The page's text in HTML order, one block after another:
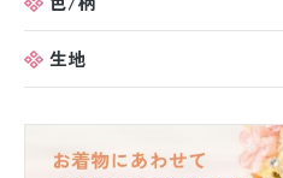
生地